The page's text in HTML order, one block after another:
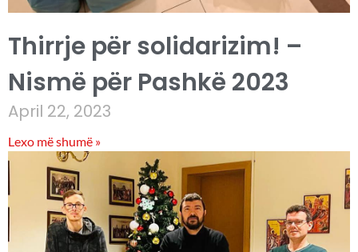
Thirrje për solidarizim! –
Nismë për Pashkë 2023
April 22, 2023
Lexo më shumë »